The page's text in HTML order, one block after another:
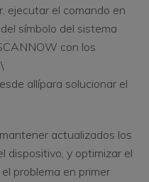
ejecutar el comando en
símbolo del sistema
con los
allípara solucionar el
actualizados los
dispositivo, y optimizar el
problema en primer